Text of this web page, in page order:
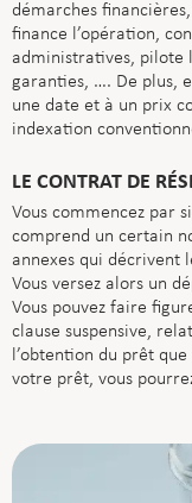
démarches
finance l’opération,
administratives, pilote
garanties, …. De plus,
une date et à un prix
indexation
LE CONTRAT DE
Vous commencez par
comprend un certain
annexes qui décrivent
Vous versez alors un
Vous pouvez faire
clause suspensive,
l’obtention du prêt
votre prêt, vous